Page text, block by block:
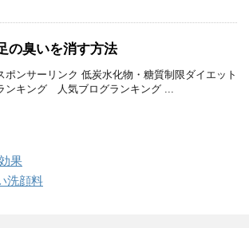
の臭いを消す方法
ポンサーリンク 低炭水化物・糖質制限ダイエット
ンキング 人気ブログランキング ...
果
洗顔料